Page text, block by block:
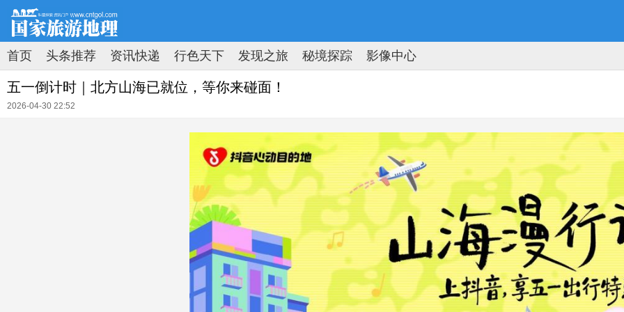
首页 头条推荐 资讯快递 行色天下 发现之旅 秘境探踪
影像中心
原创速递
新知速览 拍图时代 地理荟萃
五一倒计时｜北方山海已就位，等你来碰面！
2026-04-30 22:52